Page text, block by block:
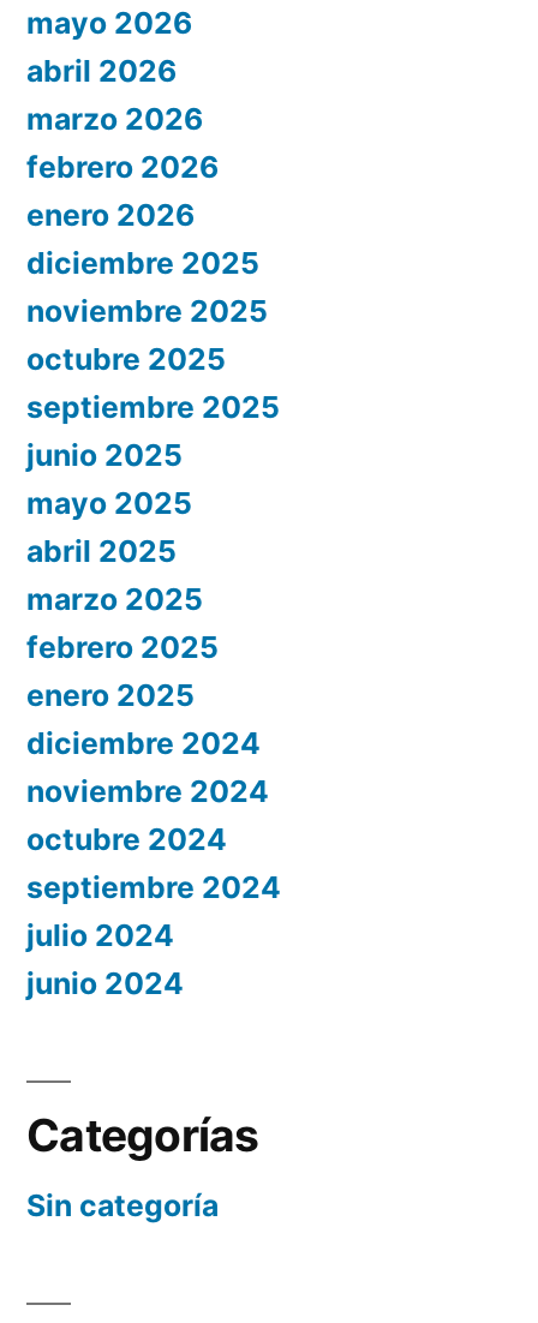
mayo 2026
abril 2026
marzo 2026
febrero 2026
enero 2026
diciembre 2025
noviembre 2025
octubre 2025
septiembre 2025
junio 2025
mayo 2025
abril 2025
marzo 2025
febrero 2025
enero 2025
diciembre 2024
noviembre 2024
octubre 2024
septiembre 2024
julio 2024
junio 2024
Categorías
Sin categoría